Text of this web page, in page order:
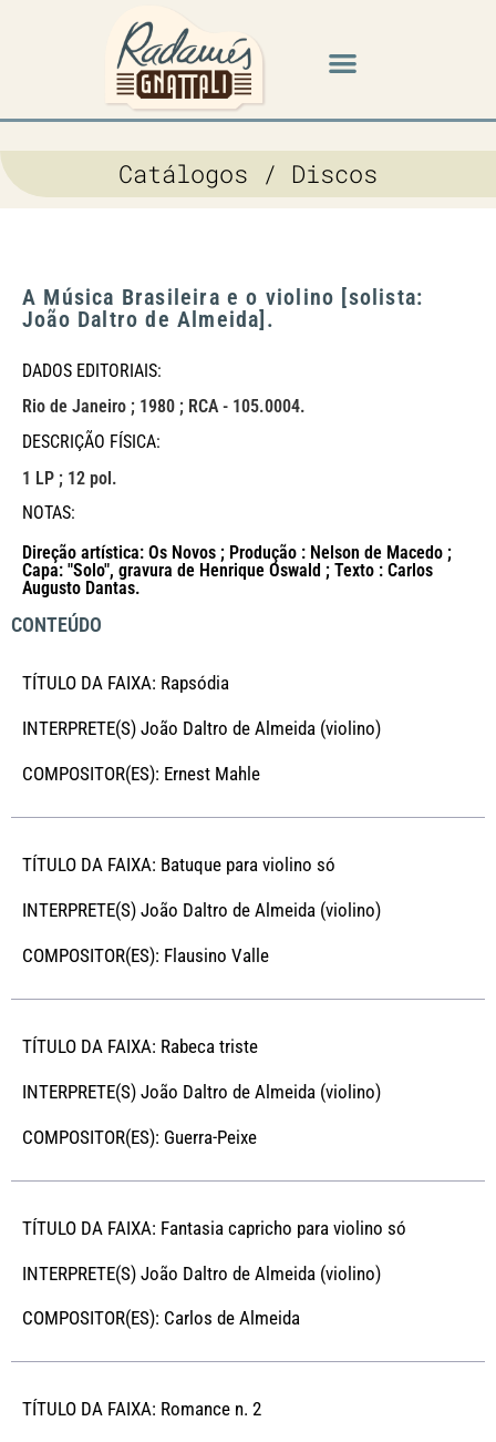
Catálogos / Discos
A Música Brasileira e o violino [solista:
João Daltro de Almeida].
DADOS EDITORIAIS:
Rio de Janeiro ; 1980 ; RCA - 105.0004.
DESCRIÇÃO FÍSICA:
1 LP ; 12 pol.
NOTAS:
Direção artística: Os Novos ; Produção : Nelson de Macedo ;
Capa: "Solo", gravura de Henrique Oswald ; Texto : Carlos
Augusto Dantas.
CONTEÚDO
TÍTULO DA FAIXA: Rapsódia
INTERPRETE(S) João Daltro de Almeida (violino)
COMPOSITOR(ES): Ernest Mahle
TÍTULO DA FAIXA: Batuque para violino só
INTERPRETE(S) João Daltro de Almeida (violino)
COMPOSITOR(ES): Flausino Valle
TÍTULO DA FAIXA: Rabeca triste
INTERPRETE(S) João Daltro de Almeida (violino)
COMPOSITOR(ES): Guerra-Peixe
TÍTULO DA FAIXA: Fantasia capricho para violino só
INTERPRETE(S) João Daltro de Almeida (violino)
COMPOSITOR(ES): Carlos de Almeida
TÍTULO DA FAIXA: Romance n. 2